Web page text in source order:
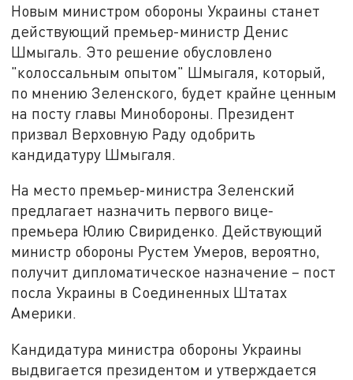
Новым министром обороны Украины станет
действующий премьер-министр Денис
Шмыгаль. Это решение обусловлено
"колоссальным опытом" Шмыгаля, который,
по мнению Зеленского, будет крайне ценным
на посту главы Минобороны. Президент
призвал Верховную Раду одобрить
кандидатуру Шмыгаля.
На место премьер-министра Зеленский
предлагает назначить первого вице-
премьера Юлию Свириденко. Действующий
министр обороны Рустем Умеров, вероятно,
получит дипломатическое назначение – пост
посла Украины в Соединенных Штатах
Америки.
Кандидатура министра обороны Украины
выдвигается президентом и утверждается